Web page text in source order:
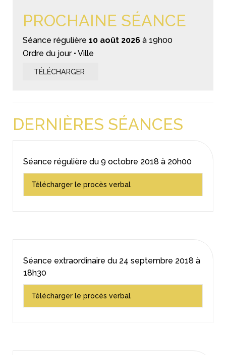
PROCHAINE SÉANCE
Séance régulière 10 août 2026 à 19h00
Ordre du jour • Ville
TÉLÉCHARGER
DERNIÈRES SÉANCES
Séance régulière du 9 octobre 2018 à 20h00
Télécharger le procès verbal
Séance extraordinaire du 24 septembre 2018 à
18h30
Télécharger le procès verbal